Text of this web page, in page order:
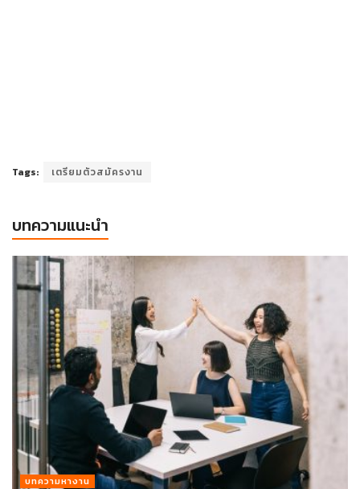
Tags: เตรียมตัวสมัครงาน
บทความแนะนำ
บทความหางาน